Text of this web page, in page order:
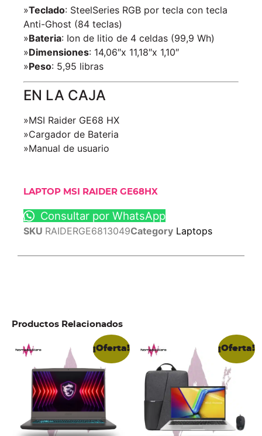
»Teclado: SteelSeries RGB por tecla con tecla
Anti-Ghost (84 teclas)
»Bateria: Ion de litio de 4 celdas (99,9 Wh)
»Dimensiones: 14,06″x 11,18″x 1,10″
»Peso: 5,95 libras
EN LA CAJA
»MSI Raider GE68 HX
»Cargador de Bateria
»Manual de usuario
LAPTOP MSI RAIDER GE68HX
Consultar por WhatsApp
SKU RAIDERGE6813049Category Laptops
Productos Relacionados
¡Oferta! ¡Oferta!